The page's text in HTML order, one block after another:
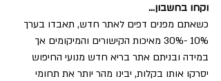
וקחו בחשבון...
כשאתם מפנים דפים לאתר חדש, תאבדו בערך
10% -30% מאיכות הקישורים והמיקומים אך
במידה ובניתם אתר בריא חדש מנועי החיפוש
יסרקו אותו בקלות, יבינו מהר יותר את תחומי